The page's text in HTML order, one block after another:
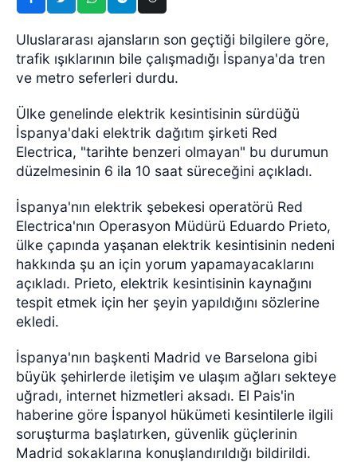
Uluslararası ajansların son geçtiği bilgilere göre,
trafik ışıklarının bile çalışmadığı İspanya'da tren
ve metro seferleri durdu.
Ülke genelinde elektrik kesintisinin sürdüğü
İspanya'daki elektrik dağıtım şirketi Red
Electrica, "tarihte benzeri olmayan" bu durumun
düzelmesinin 6 ila 10 saat süreceğini açıkladı.
İspanya'nın elektrik şebekesi operatörü Red
Electrica'nın Operasyon Müdürü Eduardo Prieto,
ülke çapında yaşanan elektrik kesintisinin nedeni
hakkında şu an için yorum yapamayacaklarını
açıkladı. Prieto, elektrik kesintisinin kaynağını
tespit etmek için her şeyin yapıldığını sözlerine
ekledi.
İspanya'nın başkenti Madrid ve Barselona gibi
büyük şehirlerde iletişim ve ulaşım ağları sekteye
uğradı, internet hizmetleri aksadı. El Pais'in
haberine göre İspanyol hükümeti kesintilerle ilgili
soruşturma başlatırken, güvenlik güçlerinin
Madrid sokaklarına konuşlandırıldığı bildirildi.